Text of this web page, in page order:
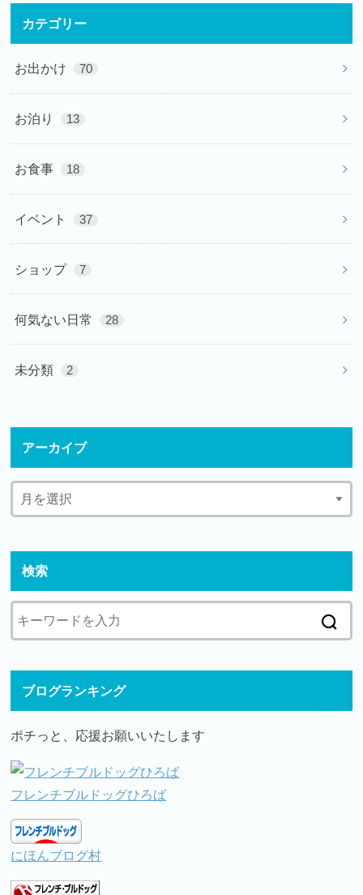
カテゴリー
お出かけ 70
お泊り 13
お食事 18
イベント 37
ショップ 7
何気ない日常 28
未分類 2
アーカイブ
検索
ブログランキング
ポチっと、応援お願いいたします
フレンチブルドッグひろば
にほんブログ村